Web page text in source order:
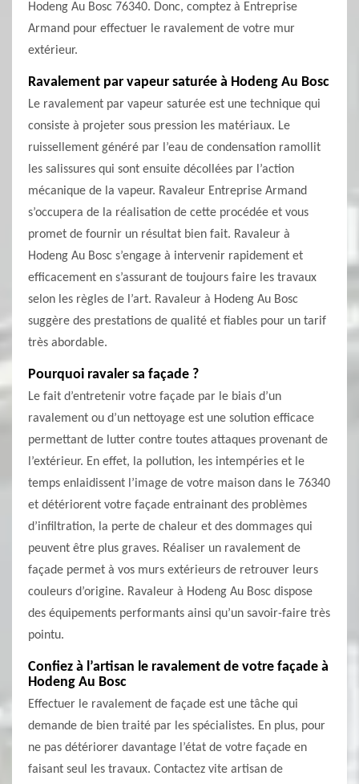
Hodeng Au Bosc 76340. Donc, comptez à Entreprise
Armand pour effectuer le ravalement de votre mur
extérieur.
Ravalement par vapeur saturée à Hodeng Au Bosc
Le ravalement par vapeur saturée est une technique qui
consiste à projeter sous pression les matériaux. Le
ruissellement généré par l’eau de condensation ramollit
les salissures qui sont ensuite décollées par l’action
mécanique de la vapeur. Ravaleur Entreprise Armand
s’occupera de la réalisation de cette procédée et vous
promet de fournir un résultat bien fait. Ravaleur à
Hodeng Au Bosc s’engage à intervenir rapidement et
efficacement en s’assurant de toujours faire les travaux
selon les règles de l’art. Ravaleur à Hodeng Au Bosc
suggère des prestations de qualité et fiables pour un tarif
très abordable.
Pourquoi ravaler sa façade ?
Le fait d’entretenir votre façade par le biais d’un
ravalement ou d’un nettoyage est une solution efficace
permettant de lutter contre toutes attaques provenant de
l’extérieur. En effet, la pollution, les intempéries et le
temps enlaidissent l’image de votre maison dans le 76340
et détériorent votre façade entrainant des problèmes
d’infiltration, la perte de chaleur et des dommages qui
peuvent être plus graves. Réaliser un ravalement de
façade permet à vos murs extérieurs de retrouver leurs
couleurs d’origine. Ravaleur à Hodeng Au Bosc dispose
des équipements performants ainsi qu’un savoir-faire très
pointu.
Confiez à l’artisan le ravalement de votre façade à
Hodeng Au Bosc
Effectuer le ravalement de façade est une tâche qui
demande de bien traité par les spécialistes. En plus, pour
ne pas détériorer davantage l’état de votre façade en
faisant seul les travaux. Contactez vite artisan de